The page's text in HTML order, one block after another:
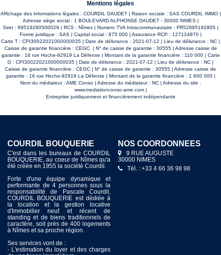
Mentions légales
Affichage des informations légales : COURDIL DAUDET | Raison sociale : SAS COURDIL IMMO |
Adresse siège social : 1 BOULEVARD ALPHONSE DAUDET - 30000 NIMES |
Siret : 89519280500029 | RCS : Nîmes | Numero TVA Intracommunautaire : FR52895192805 |
Forme juridique : SAS | Capital social : 875 000 | Assurance RCP : 127124870 |
Carte T : CPI30022021000000035 | Date de délivrance : 2021-07-12 | Lieu de délivrance : NC |
Caisse de garantie financière : CEGC. | N° de caisse de garantie : 30555 | Adresse caisse de
garantie : 16 rue Hoche-92919 La Défense | Montant de la garantie financière : 110 000 | Carte
G : CPI30022021000000035 | Date de délivrance : 2021-07-12 | Lieu de délivrance : NC |
Caisse de garantie financière : CEGC | N° de caisse de garantie : 30555 | Adresse caisse de
garantie : 16 rue Hoche-92919 La Défense | Montant de la garantie financière : 1 600 000 |
Nom du médiateur : AME Conso | Adresse du médiateur : NC | Adresse du site :
www.mediationconso-ame.com|
Entreprise juridiquement et financièrement indépendante
COURDIL BOUQUERIE
C'est dans les bureaux de COURDIL
BOUQUERIE, au coeur de Nîmes qu'a
été créée en 1955 la société Courdil.
Forte d'une équipe dynamique et
performante de 4 personnes sous la
responsabilité de Pascale Courdil,
COURDIL BOUQUERIE est dédiée à
la location et la gestion locative
d'Immobilier neuf et récent de
standing et de biens traditionnels de
caractère, soit près de 400 logements
à Nîmes et sa proche région.
Ses services vont de :
- L'estimation du loyer et des charges
NOS COORDONNÉES
9 RUE AUGUSTE
30000 NIMES
Tél. : +33 4 66 36 98 98
COURDIL DAUDET
Depuis 1955 la société COURDIL
s’attache à servir au mieux les intérêts
de ses clients en mettant en œuvre
d’offrir un service immobilier de
qualité dans le but de satisfaire ses
mandants.
Spécialisée dans l'immobilier sur
Nîmes et ses environs, nous mettons à
votre entière disposition l’efficacité
reconnue de notre service spécialisé
dans la Transaction immobilière
patrimonial) afin de vous encourager
et vous conseiller dans les démarches
NOS COORDONNÉES
1 BOULEVARD ALPHONSE
DAUDET
30000 NIMES